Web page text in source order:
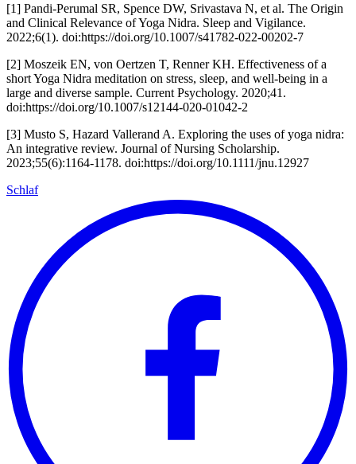
[1] Pandi-Perumal SR, Spence DW, Srivastava N, et al. The Origin
and Clinical Relevance of Yoga Nidra. Sleep and Vigilance.
2022;6(1). doi:https://doi.org/10.1007/s41782-022-00202-7
[2] Moszeik EN, von Oertzen T, Renner KH. Effectiveness of a
short Yoga Nidra meditation on stress, sleep, and well-being in a
large and diverse sample. Current Psychology. 2020;41.
doi:https://doi.org/10.1007/s12144-020-01042-2
[3] Musto S, Hazard Vallerand A. Exploring the uses of yoga nidra:
An integrative review. Journal of Nursing Scholarship.
2023;55(6):1164-1178. doi:https://doi.org/10.1111/jnu.12927
Schlaf